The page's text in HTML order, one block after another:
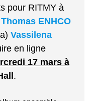
pour RITMY à
Thomas ENHCO
Vassilena
en ligne
17 mars à
.